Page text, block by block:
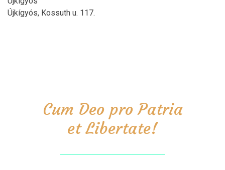
Újkígyós, Kossuth u. 117.
Cum Deo pro Patria
et Libertate!